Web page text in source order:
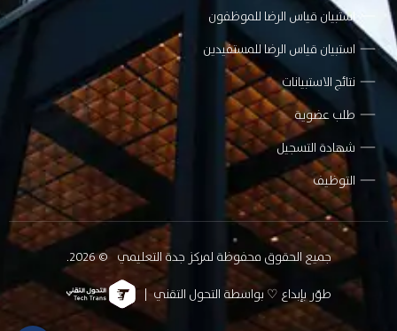
استبيان قياس الرضا للموظفون
استبيان قياس الرضا للمستفيدين
نتائج الاستبيانات
طلب عضوية
شهادة التسجيل
التوظيف
جميع الحقوق محفوظة لمركز جدة التعليمي © 2026.
طوّر بإبداع ♡ بواسطة التحول التقني |